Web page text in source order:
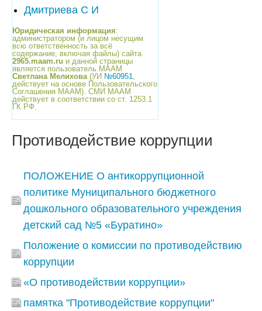
Дмитриева С И
Юридическая информация:
администратором (и лицом несущим
всю ответственность за всё
содержание, включая файлы) сайта
2965.maam.ru и данной страницы
является пользователь МААМ
Светлана Мелихова(УИ №60951,
действует на основе Пользовательского
Соглашения МААМ). СМИ МААМ
действует в соответствии со ст. 1253.1
ГК РФ.
Противодействие коррупции
ПОЛОЖЕНИЕ О антикоррупционной
политике Муниципального бюджетного
дошкольного образовательного учреждения
детский сад №5 «Буратино»
Положение о комиссии по противодействию
коррупции
«О противодействии коррупции»
памятка "Противодействие коррупции"